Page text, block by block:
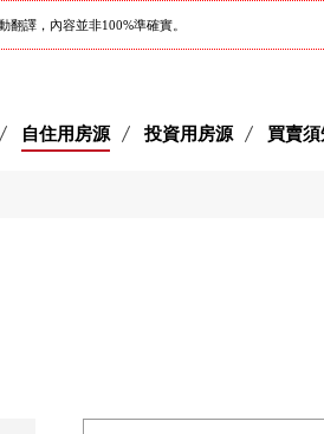
翻譯，內容並非100%準確實。
自住用房源 投資用房源 買賣須